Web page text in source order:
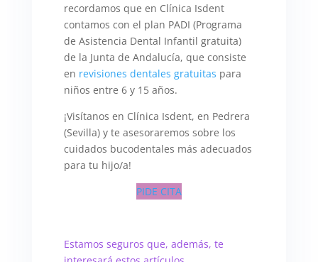
recordamos que en Clínica Isdent
contamos con el plan PADI (Programa
de Asistencia Dental Infantil gratuita)
de la Junta de Andalucía, que consiste
en revisiones dentales gratuitas para
niños entre 6 y 15 años.
¡Visítanos en Clínica Isdent, en Pedrera
(Sevilla) y te asesoraremos sobre los
cuidados bucodentales más adecuados
para tu hijo/a!
PIDE CITA
Estamos seguros que, además, te